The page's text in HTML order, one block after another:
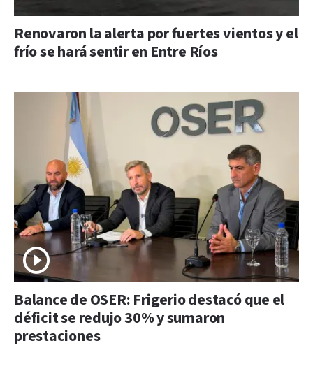
Renovaron la alerta por fuertes vientos y el
frío se hará sentir en Entre Ríos
Balance de OSER: Frigerio destacó que el
déficit se redujo 30% y sumaron
prestaciones